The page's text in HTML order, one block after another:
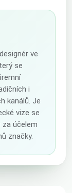
ve
se
i
kanálů. Je
vize se
účelem
značky.